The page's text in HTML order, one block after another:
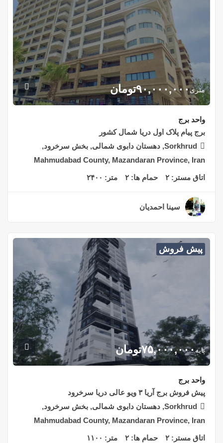
متری۹۰,۰۰۰,۰۰۰تومان
واحد برج
برج پیام پلاک اول دریا شمال کشور
Sorkhrud, دهستان دابوی شمالی, بخش سرخرود,
Mahmudabad County, Mazandaran Province, Iran
اتاق مستر: ۲ حمام ها: ۲ متر: ۲۴۰۰
سینا احمدیان
پیش فروش
پایه۷۵,۰۰۰,۰۰۰تومان
واحد برج
پیش فروش برج آریا ۳ ویو عالی دریا سرخرود
Sorkhrud, دهستان دابوی شمالی, بخش سرخرود,
Mahmudabad County, Mazandaran Province, Iran
اتاق مستر: ۲ حمام ها: ۲ متر: ۱۱۰۰